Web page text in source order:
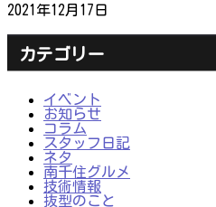
2021年12月17日
カテゴリー
イベント
お知らせ
コラム
スタッフ日記
ネタ
南千住グルメ
技術情報
抜型のこと